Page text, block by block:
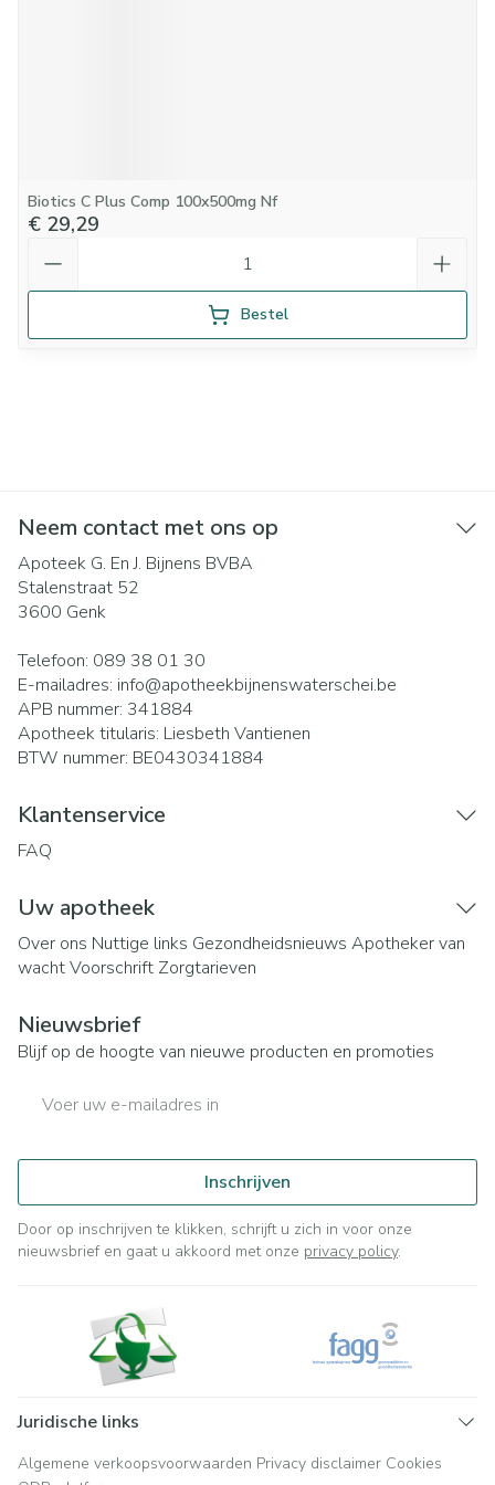
Biotics C Plus Comp 100x500mg Nf
€ 29,29
Bestel
Neem contact met ons op
Apoteek G. En J. Bijnens BVBA
Stalenstraat 52
3600 Genk
Telefoon: 089 38 01 30
E-mailadres: info@apotheekbijnenswaterschei.be
APB nummer: 341884
Apotheek titularis: Liesbeth Vantienen
BTW nummer: BE0430341884
Klantenservice
FAQ
Uw apotheek
Over ons Nuttige links Gezondheidsnieuws Apotheker van
wachtVoorschrift Zorgtarieven
Nieuwsbrief
Blijf op de hoogte van nieuwe producten en promoties
Inschrijven
Door op inschrijven te klikken, schrijft u zich in voor onze
nieuwsbrief en gaat u akkoord met onze privacy policy.
Juridische links
Algemene verkoopsvoorwaarden Privacy disclaimer Cookies